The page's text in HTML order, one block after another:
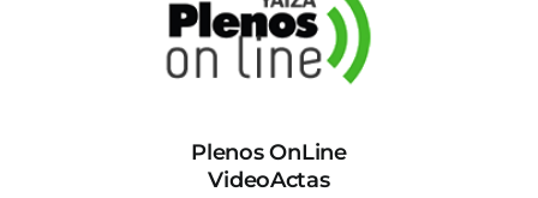
Plenos OnLine
VideoActas